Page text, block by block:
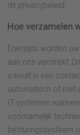
dit privacybeleid.
Hoe verzamelen
Enerzijds worden
aan ons verstrekt.
u invult in een
automatisch of met
IT-systemen
voornamelijk
besturingssysteem